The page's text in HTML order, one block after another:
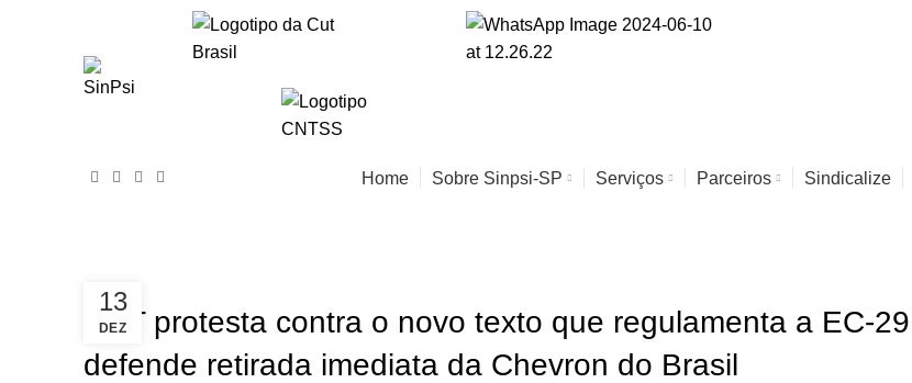
Home Sobre Sinpsi-SP Serviços Parceiros Sindicalize
CUT protesta contra o novo texto que regulamenta a EC-
defende retirada imediata da Chevron do Brasil
13
DEZ